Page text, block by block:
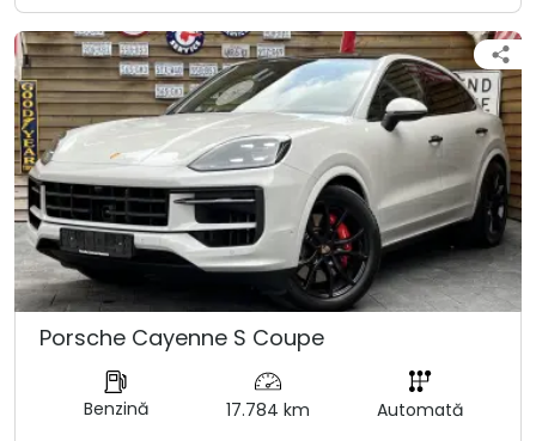
Porsche Cayenne S Coupe
Benzină 17.784 km Automată